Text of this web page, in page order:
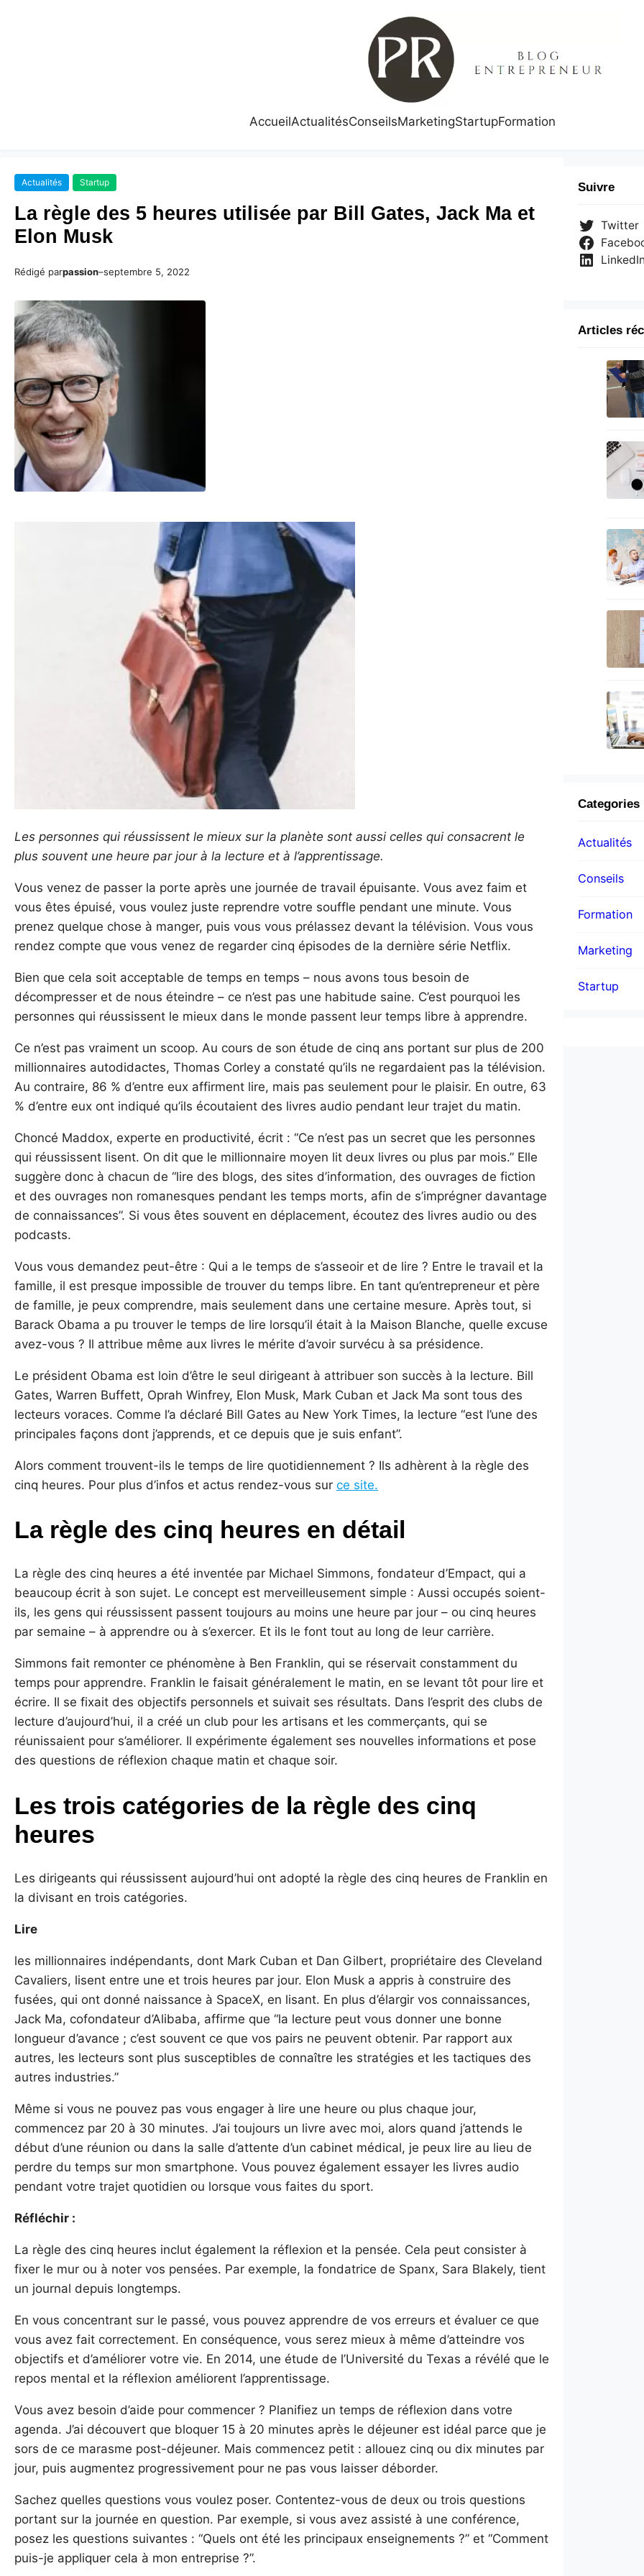
AccueilActualitésConseilsMarketingStartupFormation
Actualités Startup
La règle des 5 heures utilisée par Bill Gates, Jack Ma et
Elon Musk
Rédigé parpassion–septembre 5, 2022
Les personnes qui réussissent le mieux sur la planète sont aussi celles qui consacrent le
plus souvent une heure par jour à la lecture et à l’apprentissage.
Vous venez de passer la porte après une journée de travail épuisante. Vous avez faim et
vous êtes épuisé, vous voulez juste reprendre votre souffle pendant une minute. Vous
prenez quelque chose à manger, puis vous vous prélassez devant la télévision. Vous vous
rendez compte que vous venez de regarder cinq épisodes de la dernière série Netflix.
Bien que cela soit acceptable de temps en temps – nous avons tous besoin de
décompresser et de nous éteindre – ce n’est pas une habitude saine. C’est pourquoi les
personnes qui réussissent le mieux dans le monde passent leur temps libre à apprendre.
Ce n’est pas vraiment un scoop. Au cours de son étude de cinq ans portant sur plus de 200
millionnaires autodidactes, Thomas Corley a constaté qu’ils ne regardaient pas la télévision.
Au contraire, 86 % d’entre eux affirment lire, mais pas seulement pour le plaisir. En outre, 63
% d’entre eux ont indiqué qu’ils écoutaient des livres audio pendant leur trajet du matin.
Choncé Maddox, experte en productivité, écrit : “Ce n’est pas un secret que les personnes
qui réussissent lisent. On dit que le millionnaire moyen lit deux livres ou plus par mois.” Elle
suggère donc à chacun de “lire des blogs, des sites d’information, des ouvrages de fiction
et des ouvrages non romanesques pendant les temps morts, afin de s’imprégner davantage
de connaissances”. Si vous êtes souvent en déplacement, écoutez des livres audio ou des
podcasts.
Vous vous demandez peut-être : Qui a le temps de s’asseoir et de lire ? Entre le travail et la
famille, il est presque impossible de trouver du temps libre. En tant qu’entrepreneur et père
de famille, je peux comprendre, mais seulement dans une certaine mesure. Après tout, si
Barack Obama a pu trouver le temps de lire lorsqu’il était à la Maison Blanche, quelle excuse
avez-vous ? Il attribue même aux livres le mérite d’avoir survécu à sa présidence.
Le président Obama est loin d’être le seul dirigeant à attribuer son succès à la lecture. Bill
Gates, Warren Buffett, Oprah Winfrey, Elon Musk, Mark Cuban et Jack Ma sont tous des
lecteurs voraces. Comme l’a déclaré Bill Gates au New York Times, la lecture “est l’une des
principales façons dont j’apprends, et ce depuis que je suis enfant”.
Alors comment trouvent-ils le temps de lire quotidiennement ? Ils adhèrent à la règle des
cinq heures. Pour plus d’infos et actus rendez-vous sur ce site.
La règle des cinq heures en détail
La règle des cinq heures a été inventée par Michael Simmons, fondateur d’Empact, qui a
beaucoup écrit à son sujet. Le concept est merveilleusement simple : Aussi occupés soient-
ils, les gens qui réussissent passent toujours au moins une heure par jour – ou cinq heures
par semaine – à apprendre ou à s’exercer. Et ils le font tout au long de leur carrière.
Simmons fait remonter ce phénomène à Ben Franklin, qui se réservait constamment du
temps pour apprendre. Franklin le faisait généralement le matin, en se levant tôt pour lire et
écrire. Il se fixait des objectifs personnels et suivait ses résultats. Dans l’esprit des clubs de
lecture d’aujourd’hui, il a créé un club pour les artisans et les commerçants, qui se
réunissaient pour s’améliorer. Il expérimente également ses nouvelles informations et pose
des questions de réflexion chaque matin et chaque soir.
Les trois catégories de la règle des cinq
heures
Les dirigeants qui réussissent aujourd’hui ont adopté la règle des cinq heures de Franklin en
la divisant en trois catégories.
Lire
les millionnaires indépendants, dont Mark Cuban et Dan Gilbert, propriétaire des Cleveland
Cavaliers, lisent entre une et trois heures par jour. Elon Musk a appris à construire des
fusées, qui ont donné naissance à SpaceX, en lisant. En plus d’élargir vos connaissances,
Jack Ma, cofondateur d’Alibaba, affirme que “la lecture peut vous donner une bonne
longueur d’avance ; c’est souvent ce que vos pairs ne peuvent obtenir. Par rapport aux
autres, les lecteurs sont plus susceptibles de connaître les stratégies et les tactiques des
autres industries.”
Même si vous ne pouvez pas vous engager à lire une heure ou plus chaque jour,
commencez par 20 à 30 minutes. J’ai toujours un livre avec moi, alors quand j’attends le
début d’une réunion ou dans la salle d’attente d’un cabinet médical, je peux lire au lieu de
perdre du temps sur mon smartphone. Vous pouvez également essayer les livres audio
pendant votre trajet quotidien ou lorsque vous faites du sport.
Réfléchir :
La règle des cinq heures inclut également la réflexion et la pensée. Cela peut consister à
fixer le mur ou à noter vos pensées. Par exemple, la fondatrice de Spanx, Sara Blakely, tient
un journal depuis longtemps.
En vous concentrant sur le passé, vous pouvez apprendre de vos erreurs et évaluer ce que
vous avez fait correctement. En conséquence, vous serez mieux à même d’atteindre vos
objectifs et d’améliorer votre vie. En 2014, une étude de l’Université du Texas a révélé que le
repos mental et la réflexion améliorent l’apprentissage.
Vous avez besoin d’aide pour commencer ? Planifiez un temps de réflexion dans votre
agenda. J’ai découvert que bloquer 15 à 20 minutes après le déjeuner est idéal parce que je
sors de ce marasme post-déjeuner. Mais commencez petit : allouez cinq ou dix minutes par
jour, puis augmentez progressivement pour ne pas vous laisser déborder.
Sachez quelles questions vous voulez poser. Contentez-vous de deux ou trois questions
portant sur la journée en question. Par exemple, si vous avez assisté à une conférence,
posez les questions suivantes : “Quels ont été les principaux enseignements ?” et “Comment
puis-je appliquer cela à mon entreprise ?”.
Suivre
Twitter
Articles
Categories
Actualités
Conseils
Formation
Marketing
Startup